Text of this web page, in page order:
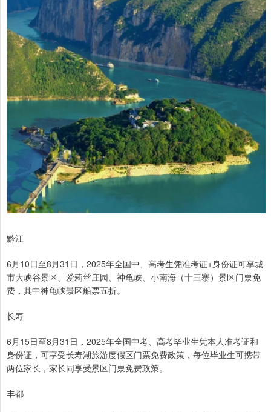
黔江
6月10日至8月31日，2025年全国中、高考生凭准考证+身份证可享城
市大峡谷景区、爱莉丝庄园、神龟峡、小南海（十三寨）景区门票免
费，其中神龟峡景区船票五折。
长寿
6月15日至8月31日，2025年全国中考、高考毕业生凭本人准考证和
身份证，可享受长寿湖旅游度假区门票免费政策，每位毕业生可携带
两位家长，家长同享受景区门票免费政策。
丰都